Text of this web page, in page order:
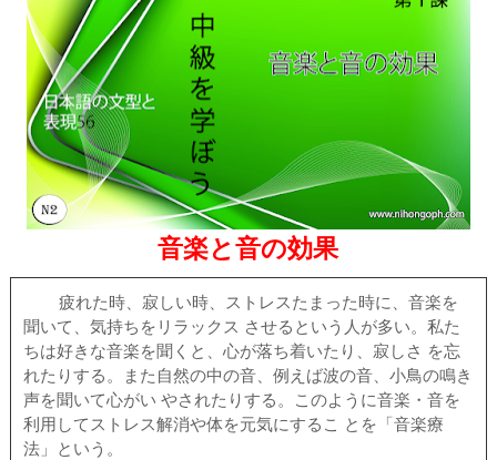
音楽と音の効果
疲れた時、寂しい時、ストレスたまった時に、音楽を
聞いて、気持ちをリラックス させるという人が多い。私た
ちは好きな音楽を聞くと、心が落ち着いたり、寂しさ を忘
れたりする。また自然の中の音、例えば波の音、小鳥の鳴き
声を聞いて心がい やされたりする。このように音楽・音を
利用してストレス解消や体を元気にするこ とを「音楽療
法」という。